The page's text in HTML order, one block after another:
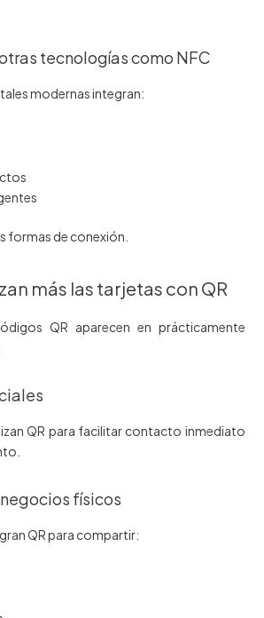
tecnologías como NFC
modernas integran:
formas de conexión.
más las tarjetas con QR
QR aparecen en prácticamente
QR para facilitar contacto inmediato
físicos
QR para compartir: